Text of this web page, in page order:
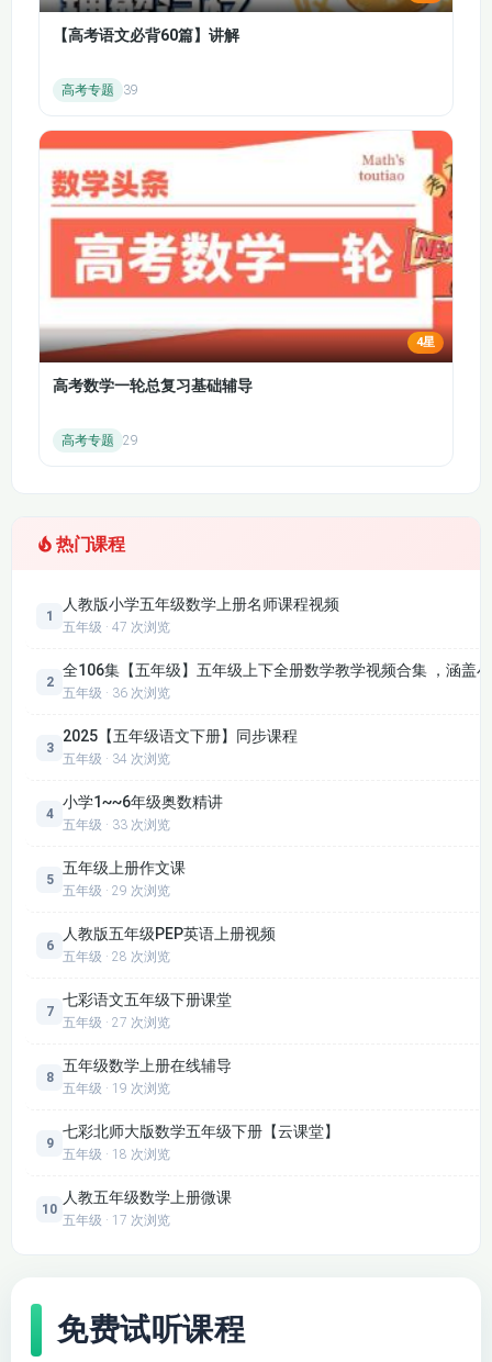
课程内容设计科学合理，涵盖《古诗三首》《祖父的
【高考语文必背60篇】讲解
高考专题 39
4星
高考数学一轮总复习基础辅导
高考专题 29
热门课程
1
人教版小学五年级数学上册名师课程视频
五年级 · 47 次浏览
2
全106集【五年级】五年级上下全册数学教学视频合集 ，涵盖
五年级 · 36 次浏览
3
2025【五年级语文下册】同步课程
五年级 · 34 次浏览
4
小学1~~6年级奥数精讲
五年级 · 33 次浏览
5
五年级上册作文课
五年级 · 29 次浏览
6
人教版五年级PEP英语上册视频
五年级 · 28 次浏览
7
七彩语文五年级下册课堂
五年级 · 27 次浏览
8
五年级数学上册在线辅导
五年级 · 19 次浏览
9
七彩北师大版数学五年级下册【云课堂】
五年级 · 18 次浏览
10
人教五年级数学上册微课
五年级 · 17 次浏览
免费试听课程